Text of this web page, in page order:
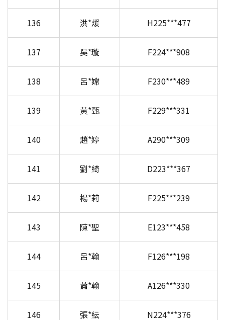
136 洪*煖 H225***477
137 吳*璇 F224***908
138 呂*嫦 F230***489
139 黃*甄 F229***331
140 趙*婷 A290***309
141 劉*綺 D223***367
142 楊*莉 F225***239
143 陳*聖 E123***458
144 呂*翰 F126***198
145 蕭*翰 A126***330
146 張*紜 N224***376